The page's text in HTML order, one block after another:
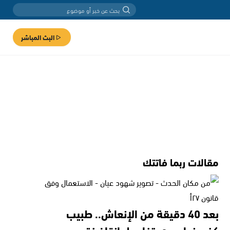
البث المباشر
مقالات ربما فاتتك
بعد 40 دقيقة من الإنعاش.. طبيب